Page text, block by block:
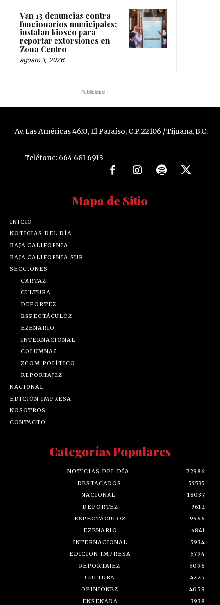
Van 13 denuncias contra
funcionarios municipales;
instalan kiosco para
reportar extorsiones en
Zona Centro
agosto 1, 2026
-Publicidad -
Av. Las Américas 4633, El Paraíso, C.P. 22106 / Tijuana, B.C.
Teléfono: 664 681 6913
Mapa de Sitio
INICIO
NOTICIAS DEL DÍA
BAJA CALIFORNIA
BAJA CALIFORNIA SUR
SECCIONES
CARTAZ
CULTURA
DEPORTEZ
ESPECTÁCULOZ
EZENARIO
INTERNACIONAL
COLUMNAZ
ZOOM POLÍTICO
REPORTAJEZ
NACIONAL
EDICIÓN IMPRESA
NOSOTROS
CONTACTO
Categorías Populares
NOTICIAS DEL DÍA
72986
DESTACADOS
55535
NACIONAL
18037
DEPORTEZ
9612
ESPECTÁCULOZ
9566
EZENARIO
6841
INTERNACIONAL
5934
EDICIÓN IMPRESA
5794
REPORTAJEZ
5096
CULTURA
4225
OPINIONEZ
4059
ENSENADA
3938